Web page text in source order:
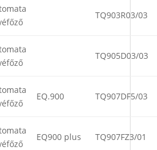
TQ903R03/03
TQ905D03/03
EQ.900 TQ907DF5/03
EQ900 plus TQ907FZ3/01